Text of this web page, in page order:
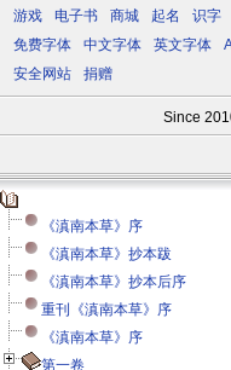
游戏
电子书 商城 起名 识字
免费字体
中文字体 英文字体
安全网站
捐赠
Since
《滇南本草》序
《滇南本草》抄本跋
《滇南本草》抄本后序
重刊《滇南本草》序
《滇南本草》序
第一卷